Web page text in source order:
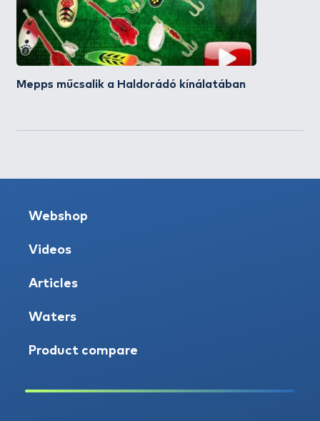
Mepps műcsalik a Haldorádó kínálatában
Webshop
Videos
Articles
Waters
Product compare